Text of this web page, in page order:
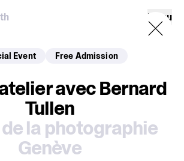
Menu
Event Free Admission
avec Bernard
Tullen
la photographie
Genève